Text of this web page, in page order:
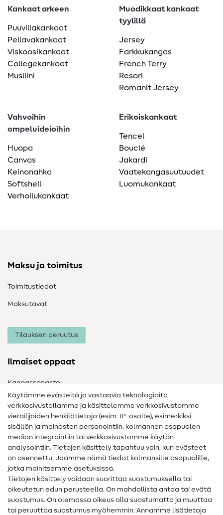
Kankaat arkeen
Puuvillakankaat
Pellavakankaat
Viskoosikankaat
Collegekankaat
Musliini
Muodikkaat kankaat
tyylillä
Jersey
Farkkukangas
French Terry
Resori
Romanit Jersey
Vahvoihin
ompeluideioihin
Huopa
Canvas
Keinonahka
Softshell
Verhoilukankaat
Erikoiskankaat
Tencel
Bouclé
Jakardi
Vaatekangasuutuudet
Luomukankaat
Maksu ja toimitus
Toimitustiedot
Maksutavat
Tilauksen peruutus
Ilmaiset oppaat
Kangassanasto
Ompelusanasto
Ompeluohjeet
Apua ja yhteystiedot
Yhteystiedot
Tietoa omistajanvaihdoksesta
Peruutusoikeus
Käytämme evästeitä ja vastaavia teknologioita
verkkosivustollamme ja käsittelemme verkkosivustomme
vierailijoiden henkilötietoja (esim. IP-osoite), esimerkiksi
sisällön ja mainosten personointiin, kolmannen osapuolen
median integrointiin tai verkkosivustomme käytön
analysointiin. Tietojen käsittely tapahtuu vain, kun evästeet
on asennettu. Jaamme nämä tiedot kolmansille osapuolille,
jotka mainitsemme asetuksissa.
Tietojen käsittely voidaan suorittaa suostumuksella tai
oikeutetun edun perusteella. On mahdollista antaa tai evätä
suostumus. On olemassa oikeus olla suostumatta ja muuttaa
tai peruuttaa suostumus myöhemmin. Annamme lisätietoja